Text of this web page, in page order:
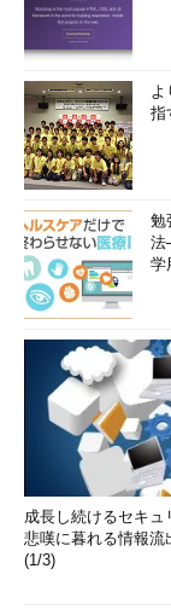
よ
指
勉
法
学
成長し続けるセキュ
悲嘆に暮れる情報流
(1/3)